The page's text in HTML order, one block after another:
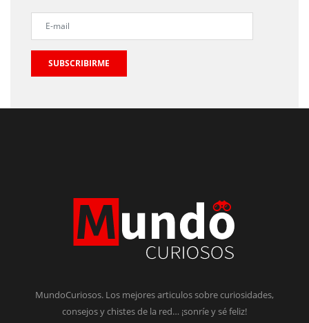
SUBSCRIBIRME
MundoCuriosos. Los mejores articulos sobre curiosidades,
consejos y chistes de la red… ¡sonríe y sé feliz!